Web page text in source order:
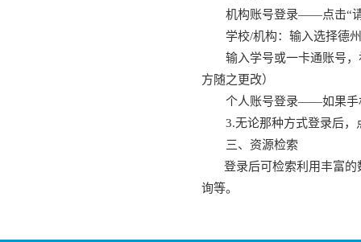
机构账号登录——点击“
学校/机构：输入选择德
输入学号或一卡通账号
方随之更改）
个人账号登录——如果手
3.无论那种方式登录后，
三、资源检索
登录后可检索利用丰富的
询等。